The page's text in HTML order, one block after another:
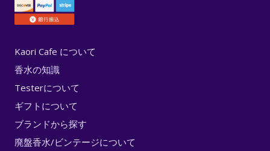
Kaori Cafe について
香水の知識
Testerについて
ギフトについて
ブランドから探す
廃盤香水/ビンテージについて